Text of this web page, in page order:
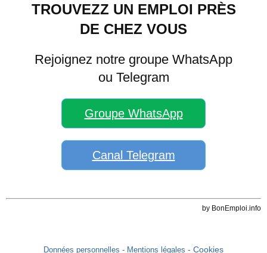
TROUVEZZ UN EMPLOI PRÈS
DE CHEZ VOUS
Rejoignez notre groupe WhatsApp
ou Telegram
Groupe WhatsApp
Canal Telegram
by BonEmploi.info
Données personnelles - Mentions légales - Cookies